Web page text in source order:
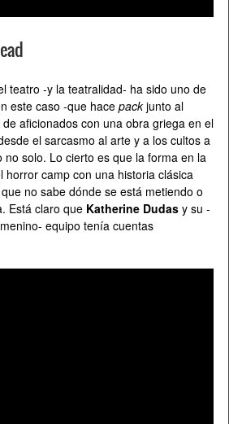
teatro -y la teatralidad- ha sido uno de
este caso -que hace packjunto al
aficionados con una obra griega en el
el sarcasmo al arte y a los cultos a
no solo. Lo cierto es que la forma en la
horror camp con una historia clásica
que no sabe dónde se está metiendo o
Está claro que Katherine Dudas y su -
equipo tenía cuentas